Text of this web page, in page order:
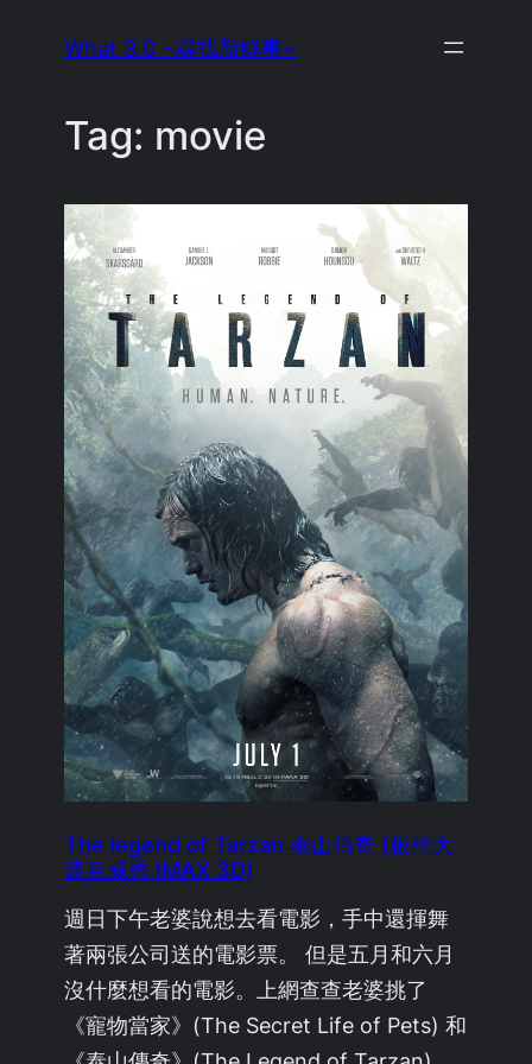
What 3.0 ~尋找新鮮事~
Tag: movie
The legend of Tarzan 泰山傳奇 (板橋大
遠百威秀 IMAX 3D)
週日下午老婆說想去看電影，手中還揮舞
著兩張公司送的電影票。 但是五月和六月
沒什麼想看的電影。上網查查老婆挑了
《寵物當家》(The Secret Life of Pets) 和